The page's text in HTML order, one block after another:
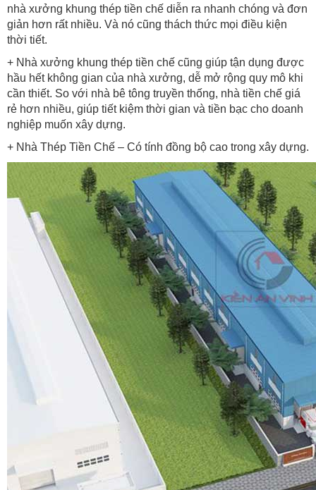
nhà xưởng khung thép tiền chế diễn ra nhanh chóng và đơn
giản hơn rất nhiều. Và nó cũng thách thức mọi điều kiện
thời tiết.
+ Nhà xưởng khung thép tiền chế cũng giúp tận dụng được
hầu hết không gian của nhà xưởng, dễ mở rộng quy mô khi
cần thiết. So với nhà bê tông truyền thống, nhà tiền chế giá
rẻ hơn nhiều, giúp tiết kiệm thời gian và tiền bạc cho doanh
nghiệp muốn xây dựng.
+ Nhà Thép Tiền Chế – Có tính đồng bộ cao trong xây dựng.